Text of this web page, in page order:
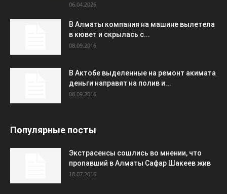
06.04.2026
В Алматы компания на машине вылетела
в кювет и скрылась с...
08.09.2016
В Актобе выделенные на ремонт акимата
деньги направят на полив и...
08.09.2016
Популярные посты
Экстрасенсы сошлись во мнении, что
пропавший в Алматы Сафар Шакеев жив
18.07.2016